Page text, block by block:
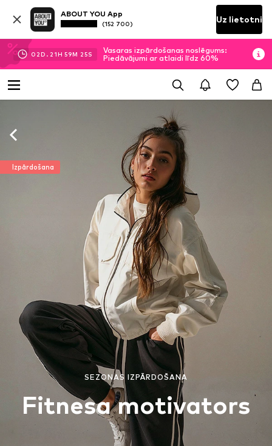
ABOUT YOU App
(152 700) Uz lietotni
02D. 21H 59M 24S
Vasaras izpārdošanas noslēgums:
Piedāvājumi ar atlaidi līdz 60%
Izpārdošana
SEZONAS IZPĀRDOŠANA
Fitnesa motivators